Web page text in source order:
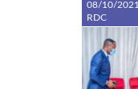
08/10/2021
RDC